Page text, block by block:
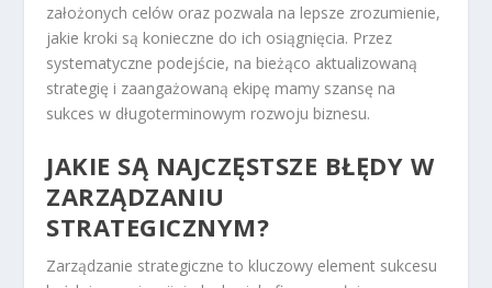
założonych celów oraz pozwala na lepsze zrozumienie,
jakie kroki są konieczne do ich osiągnięcia. Przez
systematyczne podejście, na bieżąco aktualizowaną
strategię i zaangażowaną ekipę mamy szansę na
sukces w długoterminowym rozwoju biznesu.
JAKIE SĄ NAJCZĘSTSZE BŁĘDY W
ZARZĄDZANIU
STRATEGICZNYM?
Zarządzanie strategiczne to kluczowy element sukcesu